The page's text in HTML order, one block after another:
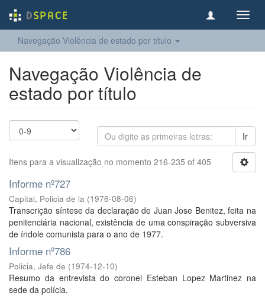
Navegação Violência de estado por título
Navegação Violência de
estado por título
Ir
Itens para a visualização no momento 216-235 of 405
Informe nº727
Capital, Policia de la (1976-08-06)
Transcrição síntese da declaração de Juan Jose Benitez, feita na
penitenciária nacional, existência de uma conspiração subversiva
de índole comunista para o ano de 1977.
Informe nº786
Policia, Jefe de (1974-12-10)
Resumo da entrevista do coronel Esteban Lopez Martinez na
sede da polícia.